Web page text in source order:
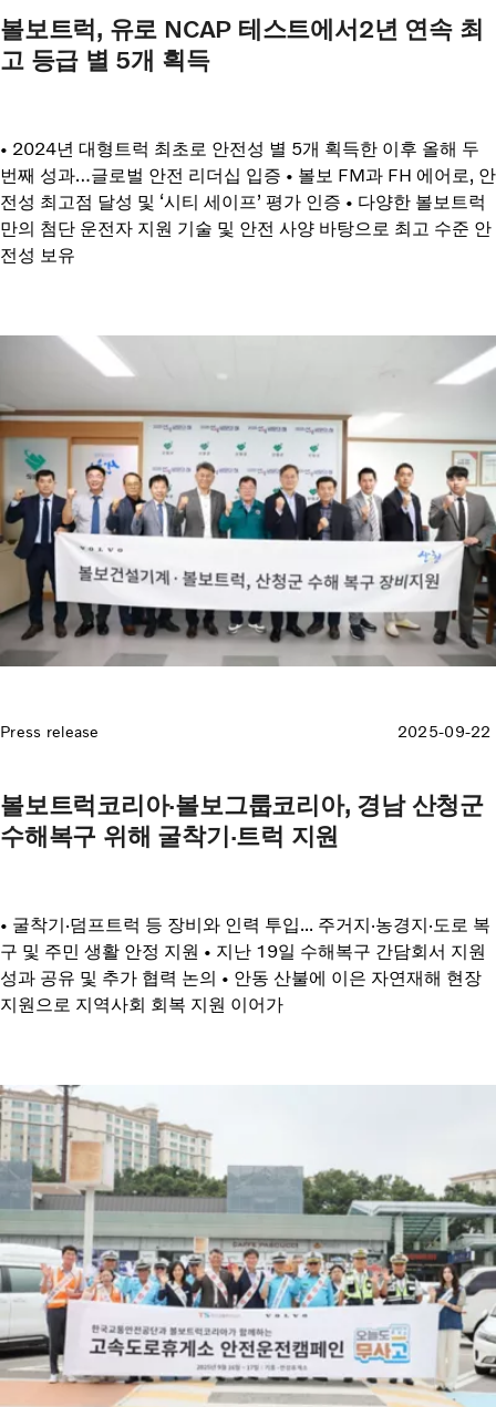
볼보트럭, 유로 NCAP 테스트에서2년 연속 최
고 등급 별 5개 획득
• 2024년 대형트럭 최초로 안전성 별 5개 획득한 이후 올해 두
번째 성과…글로벌 안전 리더십 입증 • 볼보 FM과 FH 에어로, 안
전성 최고점 달성 및 ‘시티 세이프’ 평가 인증 • 다양한 볼보트럭
만의 첨단 운전자 지원 기술 및 안전 사양 바탕으로 최고 수준 안
전성 보유
Press release 2025-09-22
볼보트럭코리아·볼보그룹코리아, 경남 산청군
수해복구 위해 굴착기·트럭 지원
• 굴착기·덤프트럭 등 장비와 인력 투입... 주거지·농경지·도로 복
구 및 주민 생활 안정 지원 • 지난 19일 수해복구 간담회서 지원
성과 공유 및 추가 협력 논의 • 안동 산불에 이은 자연재해 현장
지원으로 지역사회 회복 지원 이어가